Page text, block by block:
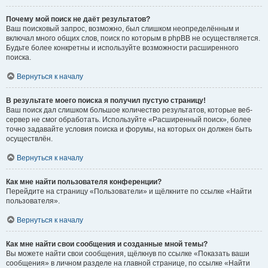
Почему мой поиск не даёт результатов?
Ваш поисковый запрос, возможно, был слишком неопределённым и
включал много общих слов, поиск по которым в phpBB не осуществляется.
Будьте более конкретны и используйте возможности расширенного
поиска.
Вернуться к началу
В результате моего поиска я получил пустую страницу!
Ваш поиск дал слишком большое количество результатов, которые веб-
сервер не смог обработать. Используйте «Расширенный поиск», более
точно задавайте условия поиска и форумы, на которых он должен быть
осуществлён.
Вернуться к началу
Как мне найти пользователя конференции?
Перейдите на страницу «Пользователи» и щёлкните по ссылке «Найти
пользователя».
Вернуться к началу
Как мне найти свои сообщения и созданные мной темы?
Вы можете найти свои сообщения, щёлкнув по ссылке «Показать ваши
сообщения» в личном разделе на главной странице, по ссылке «Найти